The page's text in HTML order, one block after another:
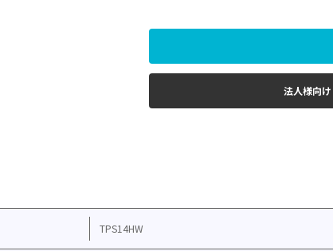
法人様向け
TPS14HW